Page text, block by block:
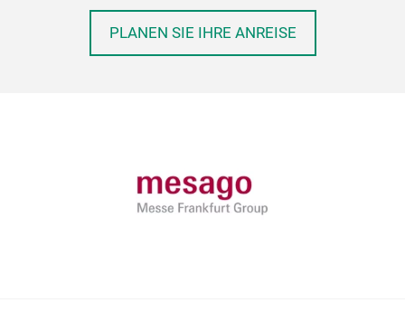
PLANEN SIE IHRE ANREISE